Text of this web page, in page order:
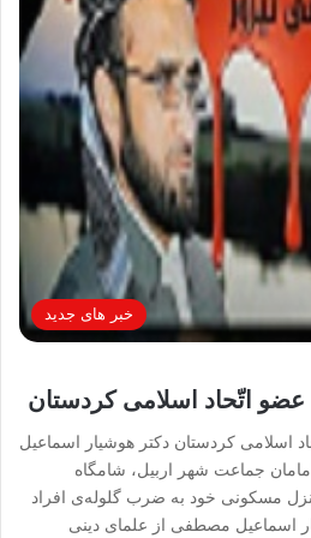
خبر های جدید
عضو اتّحاد اسلامی کردستان
اسلامی کردستان دکتر هوشیار اسماعیل
جماعت شهر اربیل، شامگاه
منزل مسکونی خود به‌ ضرب گلوله‌ی افراد
اسماعیل مصطفی از علمای دینی